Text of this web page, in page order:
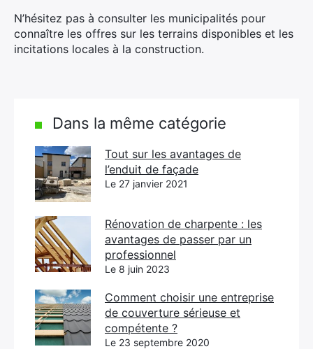
N’hésitez pas à consulter les municipalités pour
connaître les offres sur les terrains disponibles et les
incitations locales à la construction.
Dans la même catégorie
Tout sur les avantages de
l’enduit de façade
Le 27 janvier 2021
Rénovation de charpente : les
avantages de passer par un
professionnel
Le 8 juin 2023
Comment choisir une entreprise
de couverture sérieuse et
compétente ?
Le 23 septembre 2020